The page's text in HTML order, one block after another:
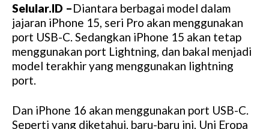
Selular.ID –Diantara berbagai model dalam
jajaran iPhone 15, seri Pro akan menggunakan
port USB-C. Sedangkan iPhone 15 akan tetap
menggunakan port Lightning, dan bakal menjadi
model terakhir yang menggunakan lightning
port.
Dan iPhone 16 akan menggunakan port USB-C.
Seperti yang diketahui, baru-baru ini, Uni Eropa